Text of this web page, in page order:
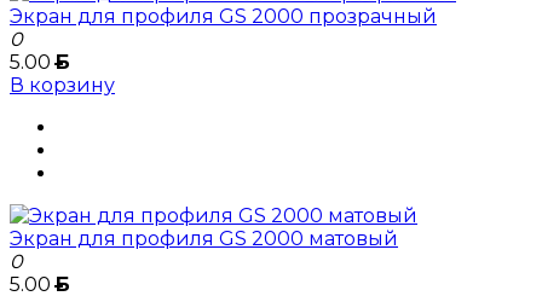
Экран для профиля GS 2000 прозрачный
0
5.00Б
В корзину
Экран для профиля GS 2000 матовый
0
5.00Б